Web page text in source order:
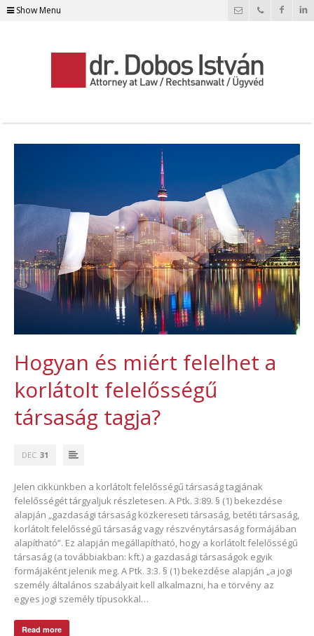
Show Menu
Hogyan és miért felelhet a
korlátolt felelősségű
társaság tagja?
DEC 31
Jelen cikkünkben a korlátolt felelősségű társaság tagjának
felelősségét tárgyaljuk részletesen. A Ptk. 3:89. § (1) bekezdése
alapján „gazdasági társaság közkereseti társaság, betéti társaság,
korlátolt felelősségű társaság vagy részvénytársaság formájában
alapítható”. Ez alapján megállapítható, hogy a korlátolt felelősségű
társaság (a továbbiakban: kft.) a gazdasági társaságok egyik
formájaként jelenik meg. A Ptk. 3:3. § (1) bekezdése alapján „a jogi
személy általános szabályait kell alkalmazni, ha e törvény az
egyes jogi személy típusokkal…
Read more